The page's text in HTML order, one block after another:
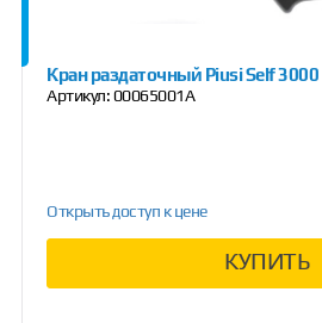
Кран раздаточный Piusi Self 3000
Артикул:00065001A
Открыть доступ к цене
КУПИТЬ